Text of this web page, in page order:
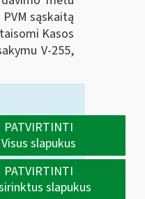
sąskaitą
Kasos
V-255,
PATVIRTINTI
Visus slapukus
PATVIRTINTI
slapukus